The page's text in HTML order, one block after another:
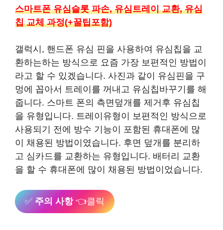
스마트폰 유심슬롯 파손, 유심트레이 교환, 유심
칩 교체 과정(+꿀팁포함)
갤럭시, 핸드폰 유심 핀을 사용하여 유심칩을 교
환하는하는 방식으로 요즘 가장 보편적인 방법이
라고 할 수 있겠습니다. 사진과 같이 유심핀을 구
멍에 꼽아서 트레이를 꺼내고 유심칩바꾸기를 해
줍니다. 스마트 폰의 측면덮개를 제거후 유심칩
을 유형입니다. 트레이유형이 보편적인 방식으로
사용되기 전에 방수 기능이 포함된 휴대폰에 많
이 채용된 방법이였습니다. 후면 덮개를 분리하
고 심카드를 교환하는 유형입니다. 배터리 교환
을 할 수 휴대폰에 많이 채용된 방법이었습니다.
✅ 주의 사항👈클릭